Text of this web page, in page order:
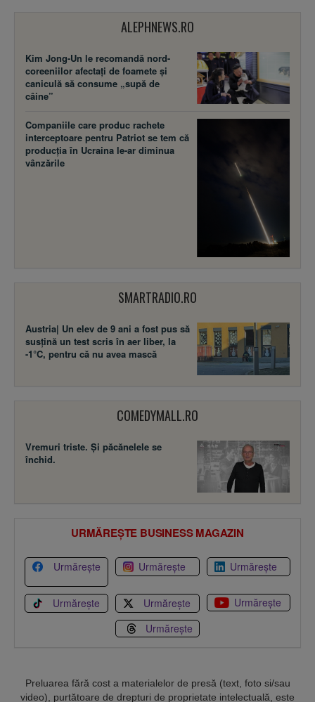
ALEPHNEWS.RO
Kim Jong-Un le recomandă nord-
coreeniilor afectați de foamete și
caniculă să consume „supă de
câine”
Companiile care produc rachete
interceptoare pentru Patriot se tem că
producția în Ucraina le-ar diminua
vânzările
SMARTRADIO.RO
Austria| Un elev de 9 ani a fost pus să
susţină un test scris în aer liber, la
-1°C, pentru că nu avea mască
COMEDYMALL.RO
Vremuri triste. Şi păcănelele se
închid.
URMĂREȘTE BUSINESS MAGAZIN
Urmărește Urmărește Urmărește
Urmărește Urmărește
Urmărește
Urmărește
Preluarea fără cost a materialelor de presă (text, foto si/sau
video), purtătoare de drepturi de proprietate intelectuală, este